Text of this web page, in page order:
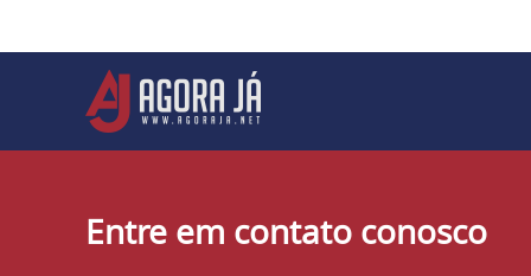
Entre em contato conosco